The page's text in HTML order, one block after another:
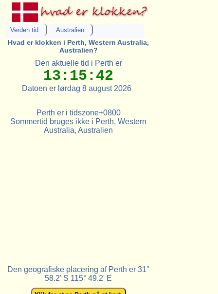
Verden tid Australien
Hvad er klokken i Perth, Western Australia,
Australien?
Den aktuelle tid i Perth er
13:15:42
Datoen er lørdag 8 august 2026
Perth er i tidszone+0800
Sommertid bruges ikke i Perth, Western
Australia, Australien
Den geografiske placering af Perth er 31°
58.2' S 115° 49.2' E